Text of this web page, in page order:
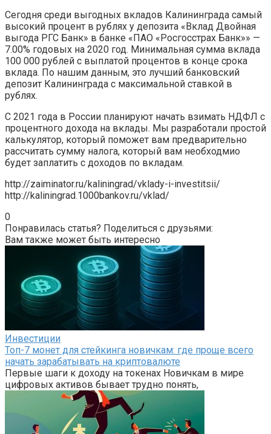
Сегодня среди выгодных вкладов Калининграда самый
высокий процент в рублях у депозита «Вклад Двойная
выгода РГС Банк» в банке «ПАО «Росгосстрах Банк»» —
7.00% годовых на 2020 год. Минимальная сумма вклада
100 000 рублей с выплатой процентов в конце срока
вклада. По нашим данным, это лучший банковский
депозит Калининграда с максимальной ставкой в
рублях.
С 2021 года в России планируют начать взимать НДФЛ с
процентного дохода на вклады. Мы разработали простой
калькулятор, который поможет вам предварительно
рассчитать сумму налога, который вам необходмио
будет заплатить с доходов по вкладам.
http://zaiminator.ru/kaliningrad/vklady-i-investitsii/
http://kaliningrad.1000bankov.ru/vklad/
0
Понравилась статья? Поделиться с друзьями:
Вам также может быть интересно
Инвестиции
Топ-7 монет для стейкинга новичкам: где проще всего
начать зарабатывать на криптовалюте
Первые шаги к доходу на токенах Новичкам в мире
цифровых активов бывает трудно понять,